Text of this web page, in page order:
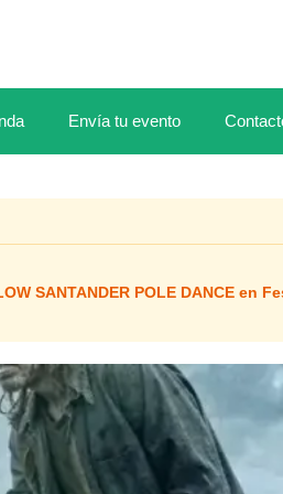
Envía tu evento
SANTANDER POLE DANCE en